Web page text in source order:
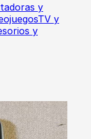
y
TV y
y